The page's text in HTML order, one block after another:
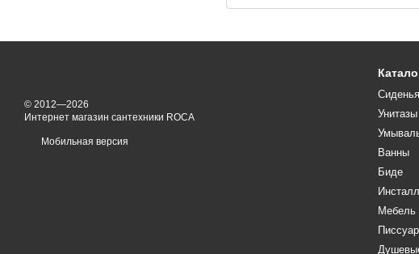
© 2012—2026
Интернет магазин сантехники ROCA
Мобильная версия
Унитазы
Ванны
Биде
Мебель